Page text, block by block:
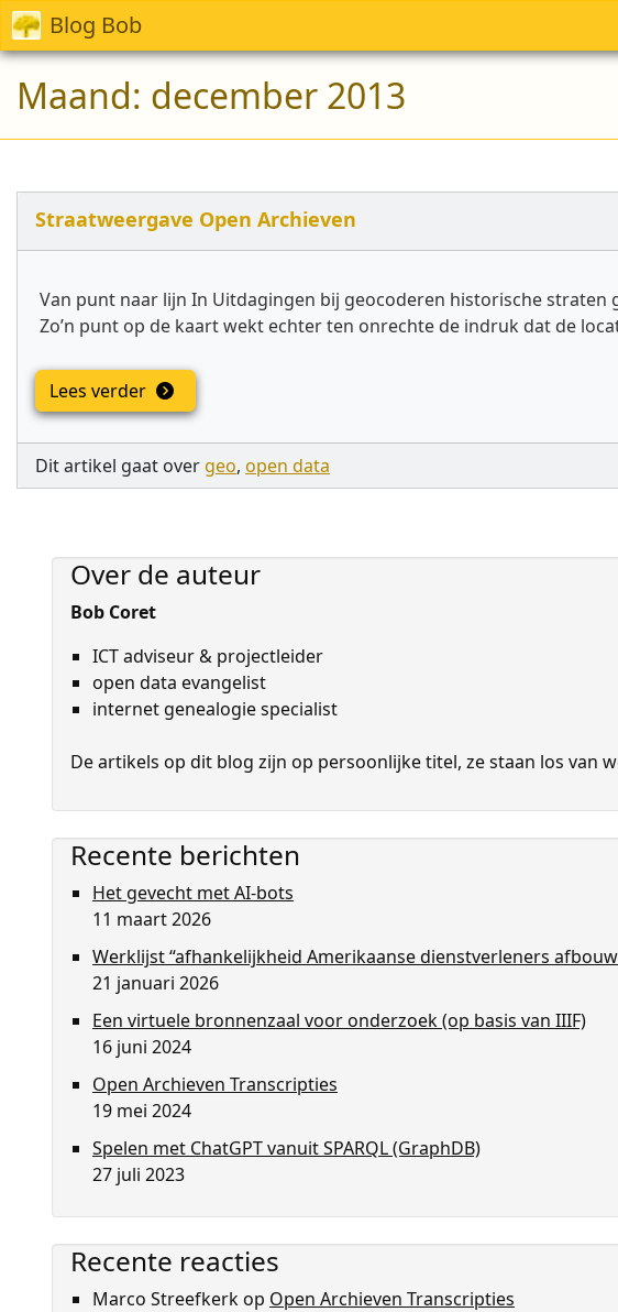
Blog Bob
Maand: december 2013
Straatweergave Open Archieven
Van punt naar lijn In Uitdagingen bij geocoderen historische
Zo’n punt op de kaart wekt echter ten onrechte de indruk dat de
Lees verder
Dit artikel gaat over geo, open data
Over de auteur
Bob Coret
ICT adviseur & projectleider
open data evangelist
internet genealogie specialist
De artikels op dit blog zijn op persoon­lijke titel, ze staan los van
Recente berichten
Het gevecht met AI-bots
11 maart 2026
Werklijst “afhankelijkheid Amerikaanse dienstverleners
21 januari 2026
Een virtuele bronnenzaal voor onderzoek (op basis van IIIF)
16 juni 2024
Open Archieven Transcripties
19 mei 2024
Spelen met ChatGPT vanuit SPARQL (GraphDB)
27 juli 2023
Recente reacties
Marco Streefkerkop Open Archieven Transcripties